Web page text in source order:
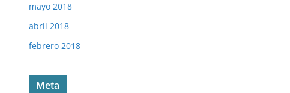
mayo 2018
abril 2018
febrero 2018
Meta